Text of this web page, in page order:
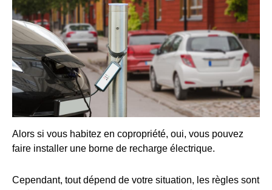
Alors si vous habitez en copropriété, oui, vous pouvez
faire installer une borne de recharge électrique.
Cependant, tout dépend de votre situation, les règles sont